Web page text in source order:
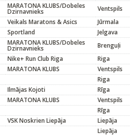
MARATONA KLUBS/Dobeles
Dzirnavnieks Ventspils
Veikals Maratons & Asics Jūrmala
Sportland Jelgava
MARATONA KLUBS/Dobeles
Dzirnavnieks Brenguļi
Nike+ Run Club Riga Riga
MARATONA KLUBS Ventspils
Riga
Ilmājas Kojoti Rīga
MARATONA KLUBS Ventspils
Rīga
VSK Noskrien Liepāja Liepāja
Liepāja